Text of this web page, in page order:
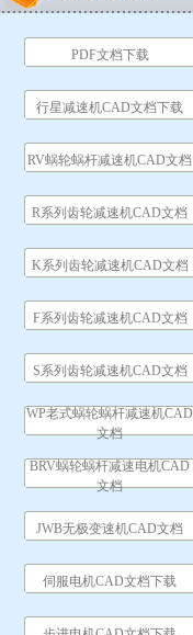
PDF文档下载
行星减速机CAD文档下载
RV蜗轮蜗杆减速机CAD文档
R系列齿轮减速机CAD文档
K系列齿轮减速机CAD文档
F系列齿轮减速机CAD文档
S系列齿轮减速机CAD文档
WP老式蜗轮蜗杆减速机CAD
文档
BRV蜗轮蜗杆减速电机CAD
文档
JWB无极变速机CAD文档
伺服电机CAD文档下载